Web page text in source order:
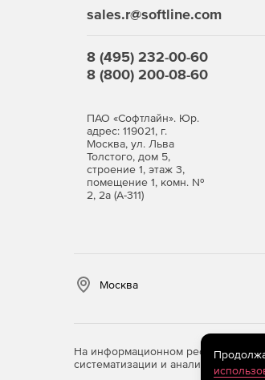
sales.r@softline.com
8 (495) 232-00-60
8 (800) 200-08-60
ПАО «Софтлайн». Юр.
адрес: 119021, г.
Москва, ул. Льва
Толстого, дом 5,
строение 1, этаж 3,
помещение 1, комн. №
2, 2а (А-311)
Москва
На информационном ресурсе
систематизации и анализа